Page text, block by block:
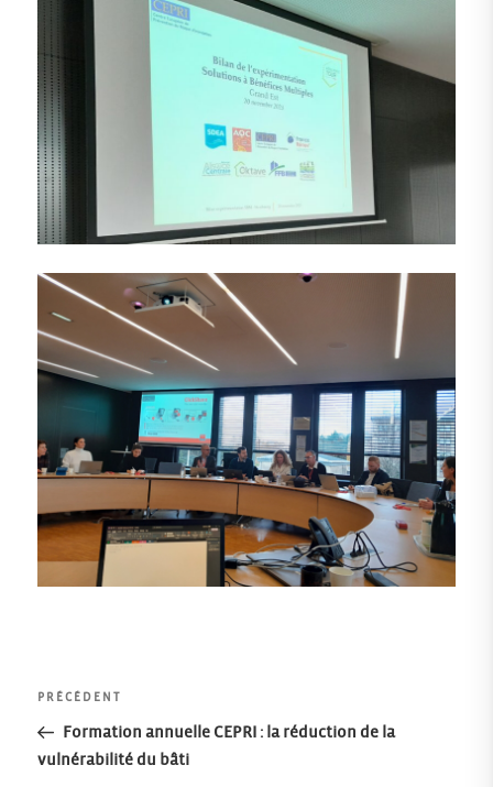
Navigation
de
Article
précédent
PRÉCÉDENT
Formation annuelle CEPRI : la réduction de la
vulnérabilité du bâti